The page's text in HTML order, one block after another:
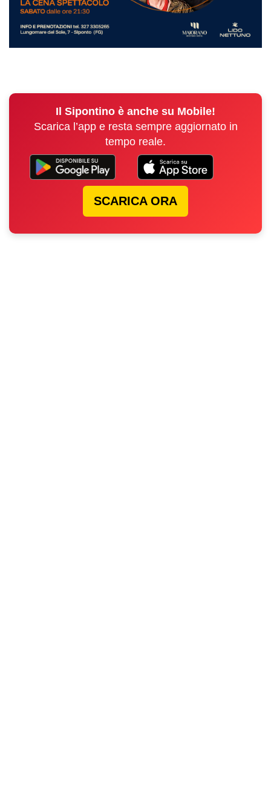
Il Sipontino è anche su Mobile!
Scarica l’app e resta sempre aggiornato in
tempo reale.
SCARICA ORA